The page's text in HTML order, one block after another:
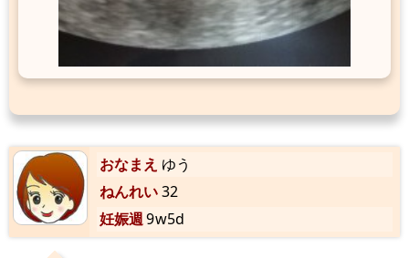
おなまえ ゆう
ねんれい32
妊娠週9w5d